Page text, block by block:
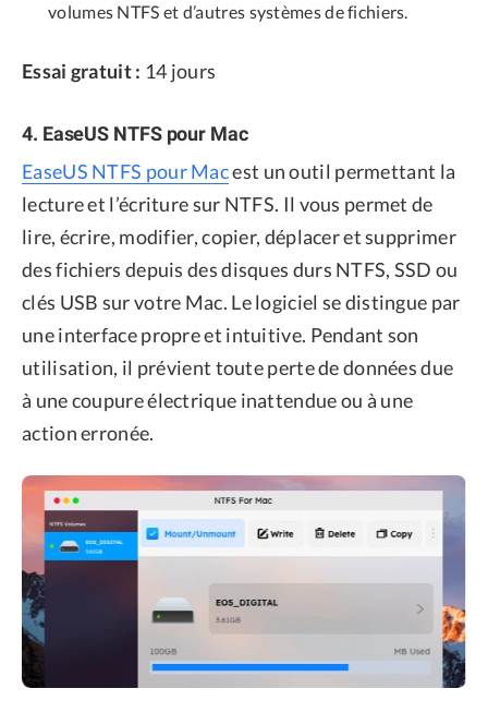
volumes NTFS et d’autres systèmes de fichiers.
Essai gratuit : 14 jours
4. EaseUS NTFS pour Mac
EaseUS NTFS pour Macest un outil permettant la
lecture et l’écriture sur NTFS. Il vous permet de
lire, écrire, modifier, copier, déplacer et supprimer
des fichiers depuis des disques durs NTFS, SSD ou
clés USB sur votre Mac. Le logiciel se distingue par
une interface propre et intuitive. Pendant son
utilisation, il prévient toute perte de données due
à une coupure électrique inattendue ou à une
action erronée.